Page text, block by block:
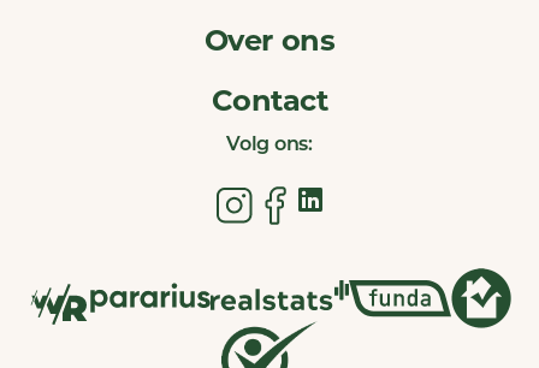
Over ons
Contact
Volg ons: